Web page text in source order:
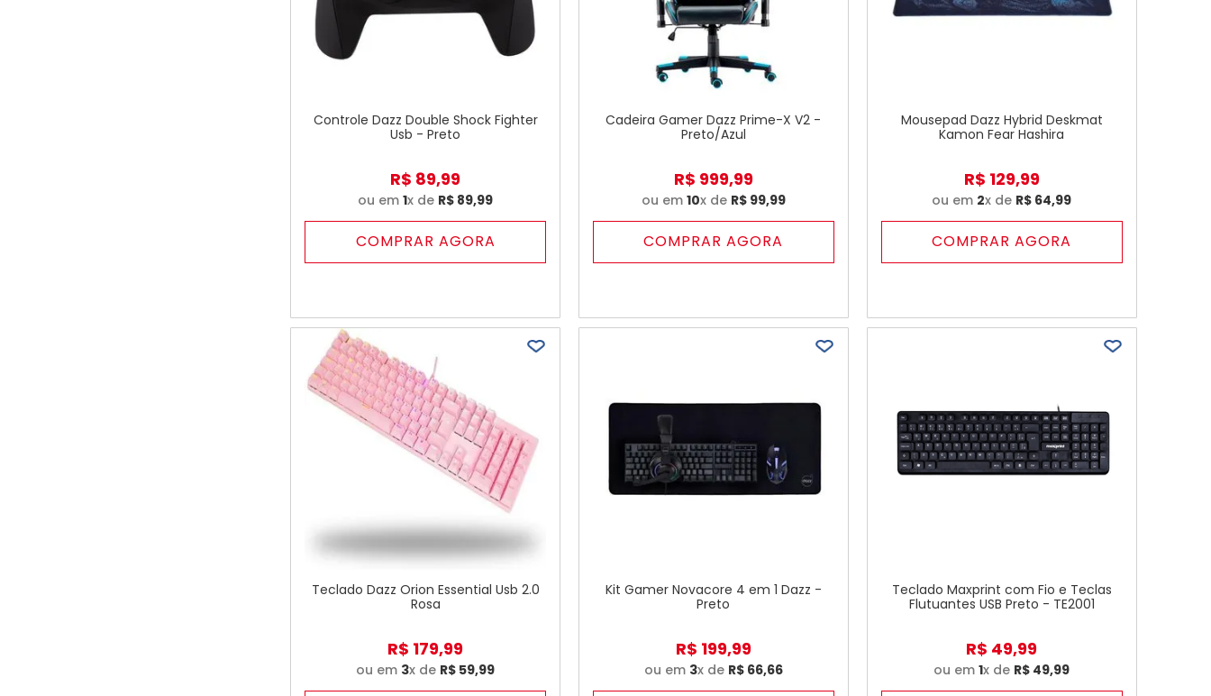
Controle Dazz Double Shock Fighter
Usb - Preto
R$ 89,99
ou em1x de R$ 89,99
COMPRAR AGORA
Cadeira Gamer Dazz Prime-X V2 -
Preto/Azul
R$ 999,99
ou em 10x de R$ 99,99
COMPRAR AGORA
Mousepad Dazz Hybrid Deskmat
Kamon Fear Hashira
R$ 129,99
ou em 2x de R$ 64,99
COMPRAR AGORA
Teclado Dazz Orion Essential Usb 2.0
Rosa
R$ 179,99
ou em 3x de R$ 59,99
Kit Gamer Novacore 4 em 1 Dazz -
Preto
R$ 199,99
ou em 3x de R$ 66,66
Teclado Maxprint com Fio e Teclas
Flutuantes USB Preto - TE2001
R$ 49,99
ou em1x de R$ 49,99